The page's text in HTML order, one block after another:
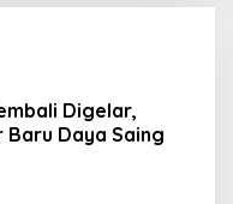
Digelar,
Baru Daya Saing